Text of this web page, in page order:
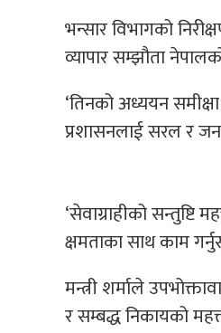
भन्सार विभागको
व्यापार सम्झौता
‘तिनको अध्ययन
प्रशासनलाई सरल र
‘सेवाग्राहीको सन्तुष्टि
क्षमताका साथ काम
मन्त्री शर्माले
र सम्बद्ध निकायको